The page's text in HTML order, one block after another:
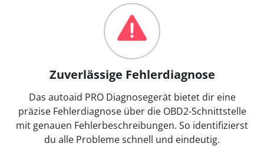
Zuverlässige Fehlerdiagnose
Das autoaid PRO Diagnosegerät bietet dir eine
präzise Fehlerdiagnose über die OBD2-Schnittstelle
mit genauen Fehlerbeschreibungen. So identifizierst
du alle Probleme schnell und eindeutig.